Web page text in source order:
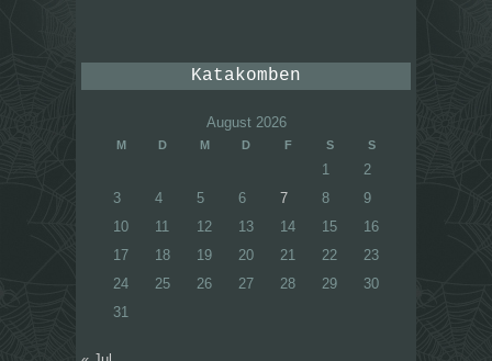
Katakomben
August 2026
M D M D F S S
1
2
3
4 5 6 7 8
9
10
11 12 13 14 15
16
17
18 19 20 21 22
23
24
25 26 27 28 29
30
31